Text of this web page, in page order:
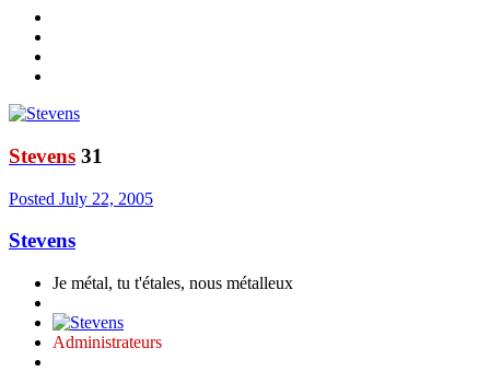
Stevens 31
Posted July 22, 2005
Stevens
Je métal, tu t'étales, nous métalleux
Administrateurs